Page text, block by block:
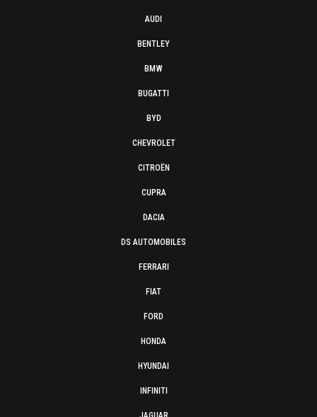
AUDI
BENTLEY
BMW
BUGATTI
BYD
CHEVROLET
CITROËN
CUPRA
DACIA
DS AUTOMOBILES
FERRARI
FIAT
FORD
HONDA
HYUNDAI
INFINITI